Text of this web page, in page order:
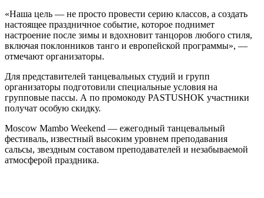
«Наша цель — не просто провести серию классов, а создать
настоящее праздничное событие, которое поднимет
настроение после зимы и вдохновит танцоров любого стиля,
включая поклонников танго и европейской программы», —
отмечают организаторы.
Для представителей танцевальных студий и групп
организаторы подготовили специальные условия на
групповые пассы. А по промокоду PASTUSHOK участники
получат особую скидку.
Moscow Mambo Weekend — ежегодный танцевальный
фестиваль, известный высоким уровнем преподавания
сальсы, звездным составом преподавателей и незабываемой
атмосферой праздника.